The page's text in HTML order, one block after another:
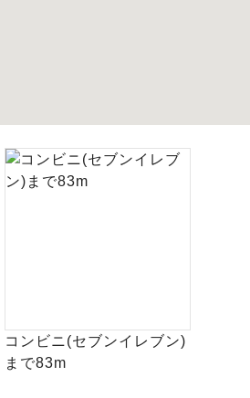
コンビニ(セブンイレブン)
まで83m